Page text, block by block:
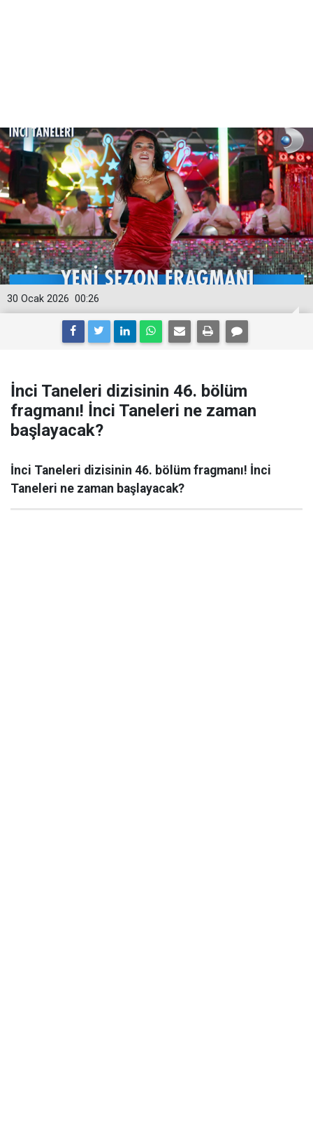
00:26
30 Ocak 2026
İnci Taneleri dizisinin 46. bölüm
fragmanı! İnci Taneleri ne zaman
başlayacak?
İnci Taneleri dizisinin 46. bölüm fragmanı! İnci
Taneleri ne zaman başlayacak?